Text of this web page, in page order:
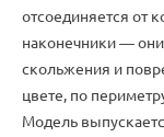
отсоединяется от
наконечники ―
скольжения и
цвете, по
Модель